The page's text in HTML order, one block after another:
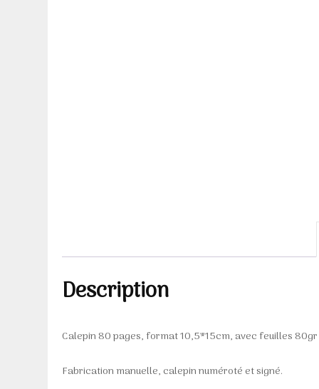
Description
Calepin 80 pages, format 10,5*15cm, avec feuilles
Fabrication manuelle, calepin numéroté et signé.